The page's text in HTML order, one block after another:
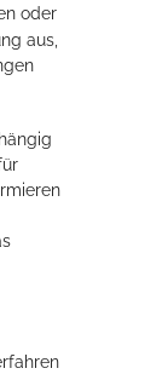
oder
aus,